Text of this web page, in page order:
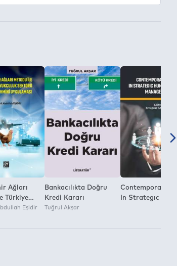
Ağları
Türkiye
Sektörü
Eşidir
Bankacılıkta Doğru
Kredi Kararı
Tuğrul Akşar
Contemporary
In Strategıc